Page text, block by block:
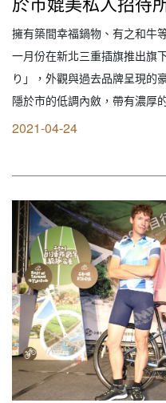
擁有築間幸福鍋物、有之和牛
一月份在新北三重插旗推出旗
り」，外觀與過去品牌呈現的
隱於市的低調內斂，帶有濃厚
廂座位，共計36席座位，值得
2021-04-24